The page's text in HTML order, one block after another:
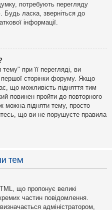
потребують перегляду
Будь ласка, зверніться до
інформації.
при її перегляді, ви
сторінки форуму. Якщо
що можливість підняття тим
повинен пройти до повторного
можна підняти тему, просто
що ви не порушуєте правила
тем
що пропонує великі
частин повідомлення.
адміністратором,